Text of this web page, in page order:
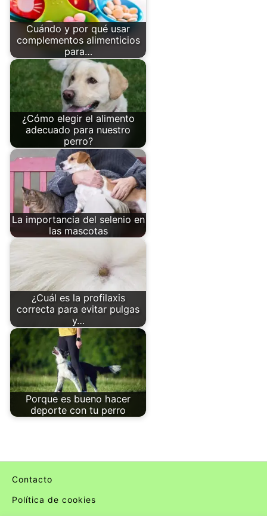
Cuándo y por qué usar
complementos alimenticios
para…
¿Cómo elegir el alimento
adecuado para nuestro
perro?
La importancia del selenio en
las mascotas
¿Cuál es la profilaxis
correcta para evitar pulgas
y…
Porque es bueno hacer
deporte con tu perro
Contacto
Política de cookies